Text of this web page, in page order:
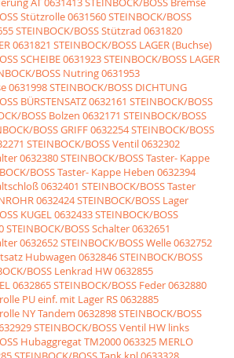
Stützrolle0631560 STEINBOCK/BOSS
STEINBOCK/BOSS Stützrad 0631820
0631821 STEINBOCK/BOSS LAGER (Buchse)
SCHEIBE0631923 STEINBOCK/BOSS LAGER
BOSS Nutring0631953
0631998 STEINBOCK/BOSS DICHTUNG
BÜRSTENSATZ0632161 STEINBOCK/BOSS
BOSS Bolzen 0632171 STEINBOCK/BOSS
BOSS GRIFF0632254 STEINBOCK/BOSS
STEINBOCK/BOSS Ventil0632302
0632380 STEINBOCK/BOSS Taster- Kappe
BOSS Taster- Kappe Heben 0632394
0632401 STEINBOCK/BOSS Taster
0632424 STEINBOCK/BOSS Lager
KUGEL0632433 STEINBOCK/BOSS
STEINBOCK/BOSS Schalter0632651
0632652 STEINBOCK/BOSS Welle0632752
Hubwagen 0632846 STEINBOCK/BOSS
BOSS Lenkrad HW0632855
0632865 STEINBOCK/BOSS Feder0632880
PU einf. mit Lager RS0632885
NY Tandem 0632898 STEINBOCK/BOSS
STEINBOCK/BOSS Ventil HW links
Hubaggregat TM2000063325 MERLO